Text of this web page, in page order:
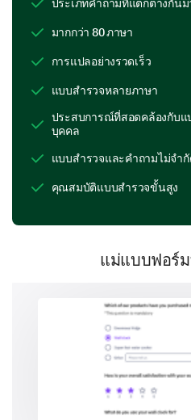
would enhance security
Improved lighting
Increased security
More CCTV cameras
มากกว่า 80 ภาษา
การแปลอย่างรวดเร็ว
แบบสำรวจหลายภาษา
ประสบการณ์ที่สอดคล้องกับ
บุคคล
แบบสำรวจและคำถามไม่จำ
คุณสมบัติแบบสำรวจขั้นสูง
แม่แบบฟอร์ม